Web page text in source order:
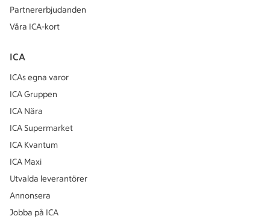
Partnererbjudanden
Våra ICA-kort
ICA
ICAs egna varor
ICA Gruppen
ICA Nära
ICA Supermarket
ICA Kvantum
ICA Maxi
Utvalda leverantörer
Annonsera
Jobba på ICA